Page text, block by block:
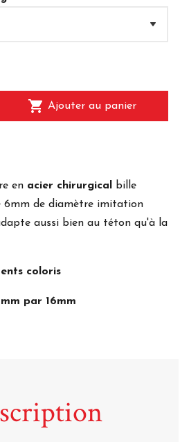
shopping_cart Ajouter au panier
en acier chirurgical
bille
6mm de diamètre imitation
aussi bien au téton qu'à la
coloris
par 16mm